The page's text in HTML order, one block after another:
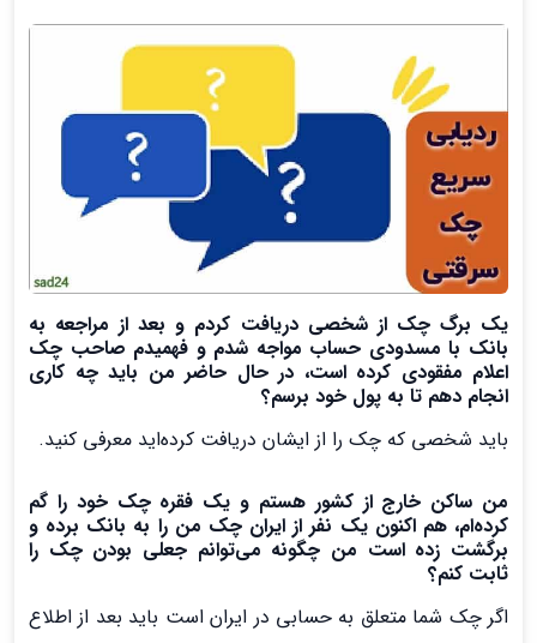
یک برگ چک از شخصی دریافت کردم و بعد از مراجعه به
بانک با مسدودی حساب مواجه شدم و فهمیدم صاحب چک
اعلام مفقودی کرده است، در حال حاضر من باید چه کاری
انجام دهم تا به پول خود برسم؟
باید شخصی که چک را از ایشان دریافت کرده‌اید معرفی کنید.
من ساکن خارج از کشور هستم و یک فقره چک خود را گم
کرده‌ام، هم اکنون یک نفر از ایران چک من را به بانک برده و
برگشت زده است من چگونه می‌توانم جعلی بودن چک را
ثابت کنم؟
اگر چک شما متعلق به حسابی در ایران است باید بعد از اطلاع